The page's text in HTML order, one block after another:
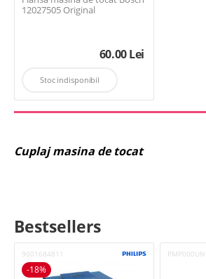
12027505 Original
60.00Lei
Stoc indisponibil
Cuplaj masina de tocat
Bestsellers
9001684811
-18%
PMP000UN